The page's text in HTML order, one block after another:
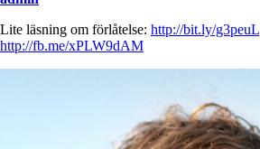
Lite läsning om förlåtelse: http://bit.ly/g3peuL
http://fb.me/xPLW9dAM